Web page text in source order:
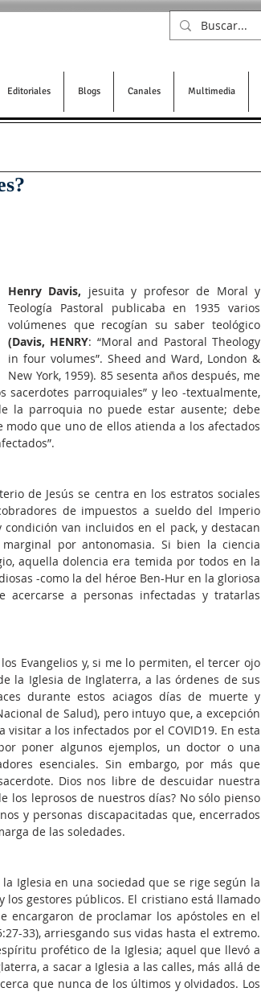
Editoriales Blogs Canales Multimedia
Henry Davis, jesuita y profesor de Moral y
Teología Pastoral publicaba en 1935 varios
volúmenes que recogían su saber teológico
(Davis, HENRY: “Moral and Pastoral Theology
in four volumes”. Sheed and Ward, London &
New York, 1959). 85 sesenta años después, me
sacerdotes parroquiales” y leo -textualmente,
la parroquia no puede estar ausente; debe
que uno de ellos atienda a los afectados
de Jesús se centra en los estratos sociales
de impuestos a sueldo del Imperio
van incluidos en el pack, y destacan
por antonomasia. Si bien la ciencia
aquella dolencia era temida por todos en la
-como la del héroe Ben-Hur en la gloriosa
acercarse a personas infectadas y tratarlas
Evangelios y, si me lo permiten, el tercer ojo
la Iglesia de Inglaterra, a las órdenes de sus
durante estos aciagos días de muerte y
de Salud), pero intuyo que, a excepción
a los infectados por el COVID19. En esta
poner algunos ejemplos, un doctor o una
esenciales. Sin embargo, por más que
Dios nos libre de descuidar nuestra
los leprosos de nuestros días? No sólo pienso
y personas discapacitadas que, encerrados
de las soledades.
Iglesia en una sociedad que se rige según la
los gestores públicos. El cristiano está llamado
encargaron de proclamar los apóstoles en el
33), arriesgando sus vidas hasta el extremo.
profético de la Iglesia; aquel que llevó a
a sacar a Iglesia a las calles, más allá de
que nunca de los últimos y olvidados. Los